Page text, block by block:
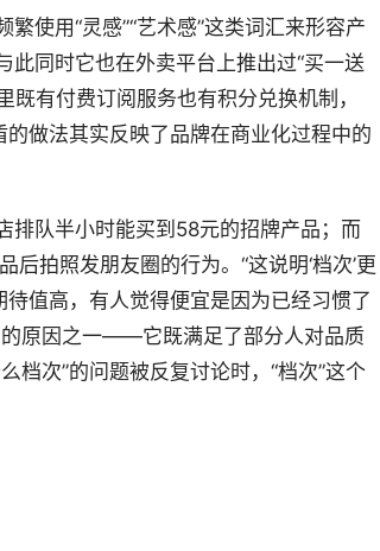
使用“灵感”“艺术感”这类词汇来形容产
同时它也在外卖平台上推出过“买一送
既有付费订阅服务也有积分兑换机制，
做法其实反映了品牌在商业化过程中的
排队半小时能买到58元的招牌产品；而
拍照发朋友圈的行为。“这说明‘档次’更
值高，有人觉得便宜是因为已经习惯了
的原因之一——它既满足了部分人对品质
档次”的问题被反复讨论时，“档次”这个